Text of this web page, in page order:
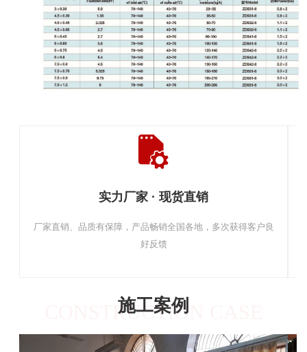
实力厂家 · 现货直销
厂家直销、品质有保障，产品畅销全国各地，多次获得客户良
好反馈
施工案例
CONSTRUCTION CASE